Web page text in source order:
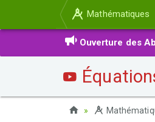
Mathématiques
Ouverture des